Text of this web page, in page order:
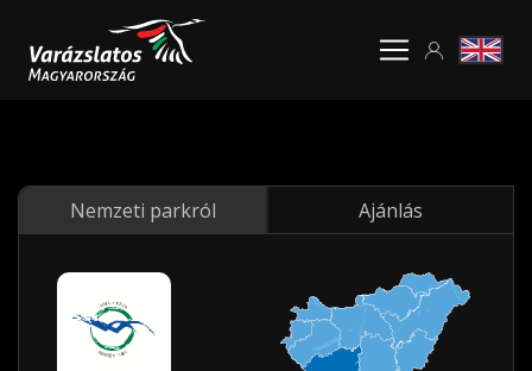
Nemzeti parkról Ajánlás